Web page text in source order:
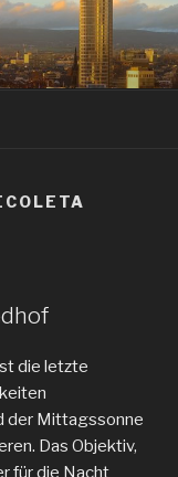
die letzte
der Mittagssonne
Das Objektiv,
für die Nacht